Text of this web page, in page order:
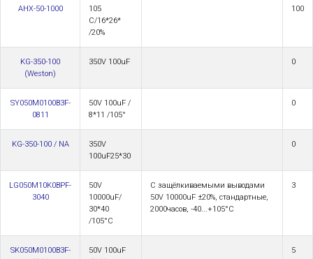
AHX-50-1000
105
C/16*26*
/20%
100
KG-350-100
(Weston)
350V 100uF 0
SY050M0100B3F-
0811
50V 100uF /
8*11 /105°
0
KG-350-100 / NA
350V
100uF25*30
0
LG050M10K0BPF-
3040
50V
10000uF/
30*40
/105°C
С защёлкиваемыми выводами
50V 10000uF ±20%, стандартные,
2000часов, -40...+105°С
3
SK050M0100B3F-
50V 100uF
5